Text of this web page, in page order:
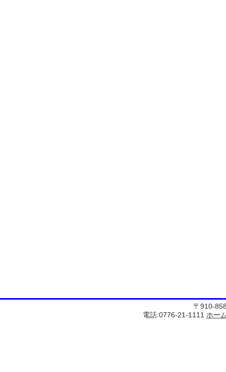
〒910-
電話:0776-21-1111 ホー